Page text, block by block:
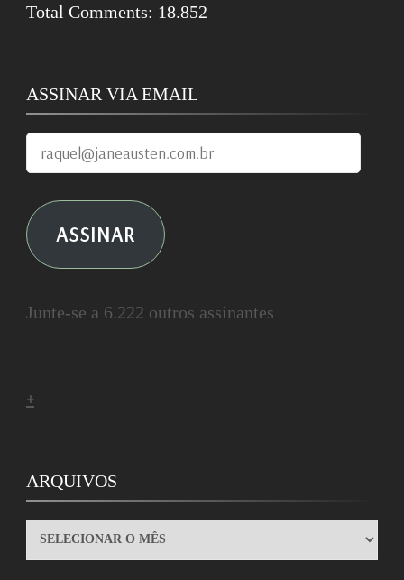
Total Comments: 18.852
ASSINAR VIA EMAIL
raquel@janeausten.com.br
ASSINAR
Junte-se a 6.222 outros assinantes
+
ARQUIVOS
ARQUIVOS